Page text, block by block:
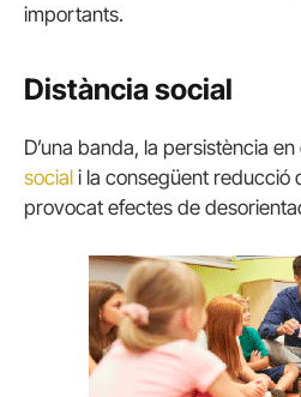
importants.
Distància social
D’una banda, la persistència
social i la consegüent reducció
provocat efectes de